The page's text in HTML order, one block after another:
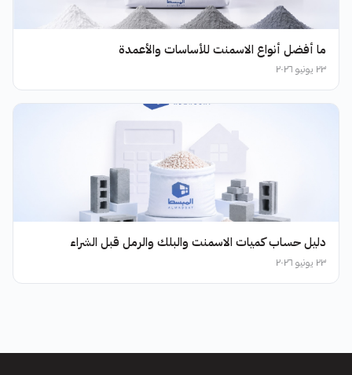
ما أفضل أنواع الاسمنت للأساسات والأعمدة
٢٣ يونيو ٢٠٢٦
دليل حساب كميات الاسمنت والبلك والرمل قبل الشراء
٢٣ يونيو ٢٠٢٦